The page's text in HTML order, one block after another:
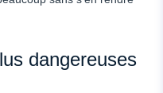
dangereuses